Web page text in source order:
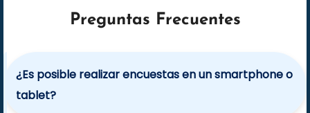
Preguntas Frecuentes
¿Es posible realizar encuestas en un smartphone o
tablet?